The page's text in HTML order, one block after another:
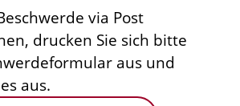
via Post
drucken Sie sich bitte
aus und
aus.